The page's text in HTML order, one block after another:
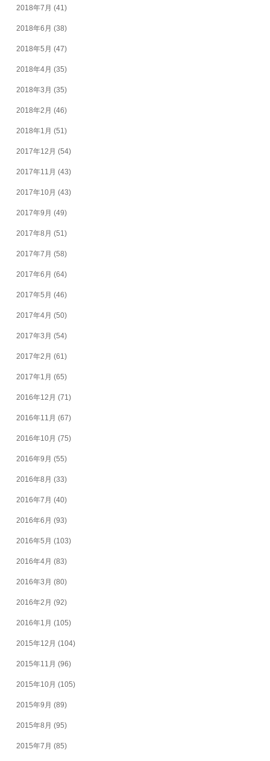
2018年7月 (41)
2018年6月 (38)
2018年5月 (47)
2018年4月 (35)
2018年3月 (35)
2018年2月 (46)
2018年1月 (51)
2017年12月 (54)
2017年11月 (43)
2017年10月 (43)
2017年9月 (49)
2017年8月 (51)
2017年7月 (58)
2017年6月 (64)
2017年5月 (46)
2017年4月 (50)
2017年3月 (54)
2017年2月 (61)
2017年1月 (65)
2016年12月 (71)
2016年11月 (67)
2016年10月 (75)
2016年9月 (55)
2016年8月 (33)
2016年7月 (40)
2016年6月 (93)
2016年5月 (103)
2016年4月 (83)
2016年3月 (80)
2016年2月 (92)
2016年1月 (105)
2015年12月 (104)
2015年11月 (96)
2015年10月 (105)
2015年9月 (89)
2015年8月 (95)
2015年7月 (85)